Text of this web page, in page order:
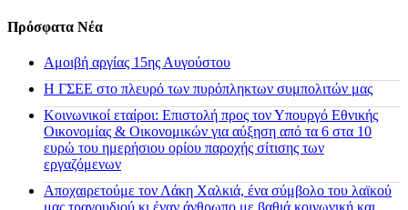
Πρόσφατα Νέα
Αμοιβή αργίας 15ης Αυγούστου
H ΓΣΕΕ στο πλευρό των πυρόπληκτων συμπολιτών μας
Κοινωνικοί εταίροι: Επιστολή προς τον Υπουργό Εθνικής
Οικονομίας & Οικονομικών για αύξηση από τα 6 στα 10
ευρώ του ημερήσιου ορίου παροχής σίτισης των
εργαζόμενων
Αποχαιρετούμε τον Λάκη Χαλκιά, ένα σύμβολο του λαϊκού